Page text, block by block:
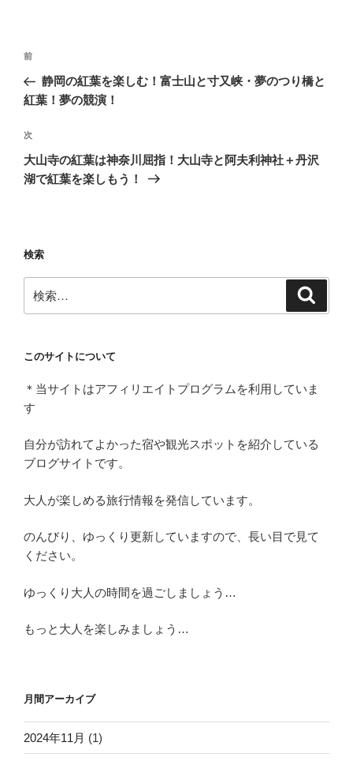
投
ナ
ゲ
ー
シ
前
の
投
前
静岡の紅葉を楽しむ！富士山と寸又峡・夢のつり橋と
紅葉！夢の競演！
次
の
投
次
大山寺の紅葉は神奈川屈指！大山寺と阿夫利神社＋丹沢
湖で紅葉を楽しもう！
検索
索:
このサイトについて
＊当サイトはアフィリエイトプログラムを利用していま
す
自分が訪れてよかった宿や観光スポットを紹介している
ブログサイトです。
大人が楽しめる旅行情報を発信しています。
のんびり、ゆっくり更新していますので、長い目で見て
ください。
ゆっくり大人の時間を過ごしましょう…
もっと大人を楽しみましょう…
月間アーカイブ
2024年11月 (1)